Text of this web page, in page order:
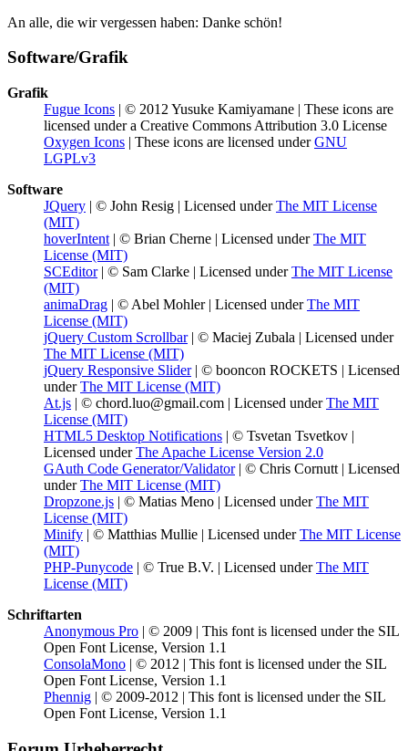
An alle, die wir vergessen haben: Danke schön!
Software/Grafik
Grafik
Fugue Icons | © 2012 Yusuke Kamiyamane | These icons are
licensed under a Creative Commons Attribution 3.0 License
Oxygen Icons | These icons are licensed underGNU
LGPLv3
Software
JQuery | © John Resig | Licensed underThe MIT License
(MIT)
hoverIntent | © Brian Cherne | Licensed underThe MIT
License (MIT)
SCEditor| © Sam Clarke | Licensed underThe MIT License
(MIT)
animaDrag | © Abel Mohler | Licensed underThe MIT
License (MIT)
jQuery Custom Scrollbar| © Maciej Zubala | Licensed under
The MIT License (MIT)
jQuery Responsive Slider| © booncon ROCKETS | Licensed
underThe MIT License (MIT)
At.js | © chord.luo@gmail.com | Licensed underThe MIT
License (MIT)
HTML5 Desktop Notifications | © Tsvetan Tsvetkov |
Licensed underThe Apache License Version 2.0
GAuth Code Generator/Validator| © Chris Cornutt | Licensed
underThe MIT License (MIT)
Dropzone.js | © Matias Meno | Licensed underThe MIT
License (MIT)
Minify | © Matthias Mullie | Licensed underThe MIT License
(MIT)
PHP-Punycode | © True B.V. | Licensed underThe MIT
License (MIT)
Schriftarten
Anonymous Pro | © 2009 | This font is licensed under the SIL
Open Font License, Version 1.1
ConsolaMono | © 2012 | This font is licensed under the SIL
Open Font License, Version 1.1
Phennig | © 2009-2012 | This font is licensed under the SIL
Open Font License, Version 1.1